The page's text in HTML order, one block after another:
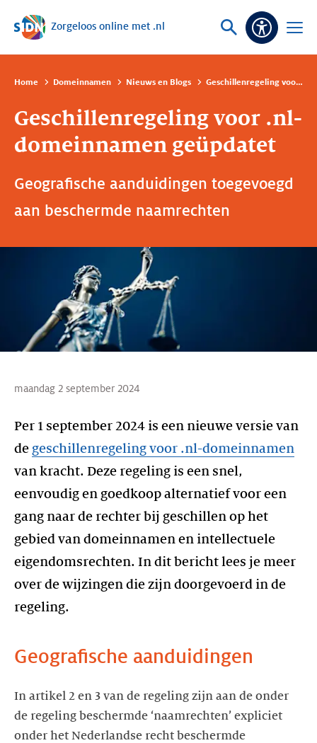
Sla navigatie over
Zorgeloos online met .nl
Vraag
Open
Home Domeinnamen Nieuws en Blogs Geschillenregeling voor .nl-domeinnamen geüpdatet
Geschillenregeling voor .nl-
domeinnamen geüpdatet
Geografische aanduidingen toegevoegd
aan beschermde naamrechten
maandag 2 september 2024
Per 1 september 2024 is een nieuwe versie van
de geschillenregeling voor .nl-domeinnamen
van kracht. Deze regeling is een snel,
eenvoudig en goedkoop alternatief voor een
gang naar de rechter bij geschillen op het
gebied van domeinnamen en intellectuele
eigendomsrechten. In dit bericht lees je meer
over de wijzingen die zijn doorgevoerd in de
regeling.
Geografische aanduidingen
In artikel 2 en 3 van de regeling zijn aan de onder
de regeling beschermde ‘naamrechten’ expliciet
onder het Nederlandse recht beschermde